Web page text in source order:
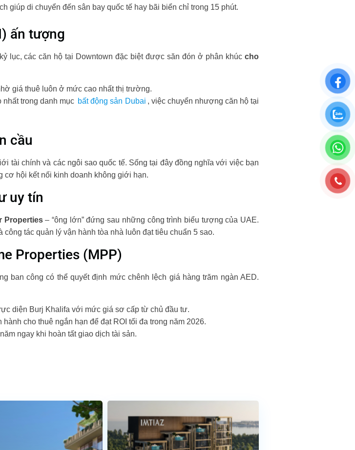
giúp di chuyển đến sân bay quốc tế hay bãi biển chỉ trong 15 phút.
ấn tượng
lục, các căn hộ tại Downtown đặc biệt được săn đón ở phân khúc cho
giá thuê luôn ở mức cao nhất thị trường.
trong danh mục bất động sản Dubai , việc chuyển nhượng căn hộ tại
cầu
tài chính và các ngôi sao quốc tế. Sống tại đây đồng nghĩa với việc bạn
cơ hội kết nối kinh doanh không giới hạn.
uy tín
Properties– “ông lớn” đứng sau những công trình biểu tượng của UAE.
tác quản lý vận hành tòa nhà luôn đạt tiêu chuẩn 5 sao.
Properties (MPP)
ban công có thể quyết định mức chênh lệch giá hàng trăm ngàn AED.
diện Burj Khalifa với mức giá sơ cấp từ chủ đầu tư.
hành cho thuê ngắn hạn để đạt ROI tối đa trong năm 2026.
ngay khi hoàn tất giao dịch tài sản.